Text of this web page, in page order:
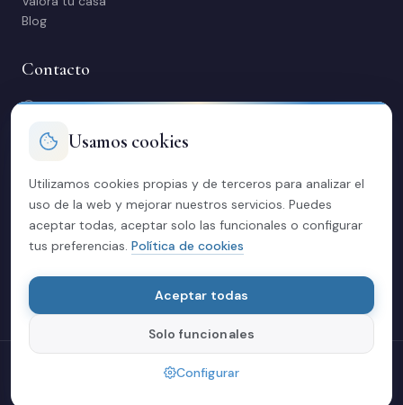
Blog
Contacto
C/ Manuel Maestre 31, 03600 Elda (Alicante)
contacto@soriacasas.com
Legal
Política de privacidad
Aviso legal
© 2026 Soria Casas
Usamos cookies
Utilizamos cookies propias y de terceros para analizar el
uso de la web y mejorar nuestros servicios. Puedes
aceptar todas, aceptar solo las funcionales o configurar
tus preferencias. Política de cookies
Aceptar todas
Solo funcionales
Configurar